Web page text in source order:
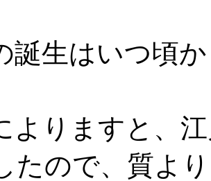
生はいつ頃
りますと、
たので、質よ